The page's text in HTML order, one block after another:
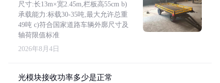
尺寸:长13m×宽2.45m,栏板高55cm b)
承载能力:标载30-35吨,最大允许总重
49吨 c)符合国家道路车辆外廓尺寸及
轴荷限值标准
2026年8月4日
光模块接收功率多少是正常